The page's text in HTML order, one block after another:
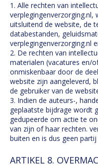
1. Alle rechten van
uitsluitend de website, de
databestanden,
verplegingenverzorging.nl
2. De rechten van
materialen (vacatures en/
onmiskenbaar door de
website zijn aangeleverd,
de gebruiker van de
3. Indien de auteurs-,
geplaatste bijdrage wordt
gedupeerde om actie te
van zijn of haar rechten.
buiten en is dus geen
ARTIKEL 8.